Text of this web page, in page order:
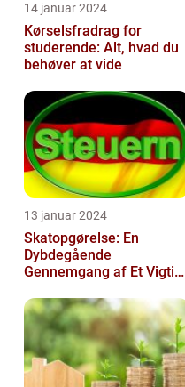
14 januar 2024
Kørselsfradrag for
studerende: Alt, hvad du
behøver at vide
13 januar 2024
Skatopgørelse: En
Dybdegående
Gennemgang af Et Vigtigt
Finansfolk